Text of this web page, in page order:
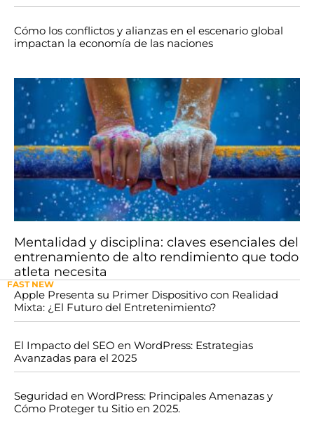
Cómo los conflictos y alianzas en el escenario global
impactan la economía de las naciones
Mentalidad y disciplina: claves esenciales del
entrenamiento de alto rendimiento que todo
atleta necesita
FAST NEW
Apple Presenta su Primer Dispositivo con Realidad
Mixta: ¿El Futuro del Entretenimiento?
El Impacto del SEO en WordPress: Estrategias
Avanzadas para el 2025
Seguridad en WordPress: Principales Amenazas y
Cómo Proteger tu Sitio en 2025.